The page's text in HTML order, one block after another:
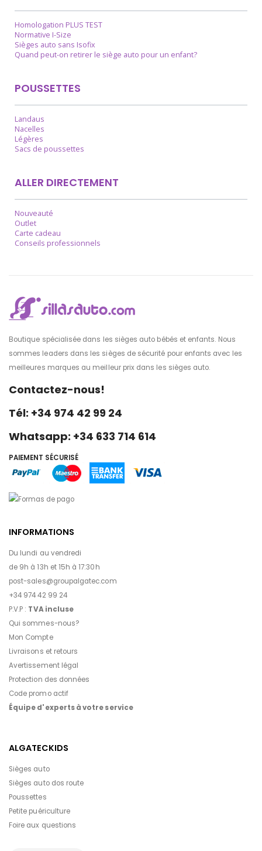
Homologation PLUS TEST
Normative I-Size
Sièges auto sans Isofix
Quand peut-on retirer le siège auto pour un enfant?
POUSSETTES
Landaus
Nacelles
Légères
Sacs de poussettes
ALLER DIRECTEMENT
Nouveauté
Outlet
Carte cadeau
Conseils professionnels
Boutique spécialisée dans les sièges auto bébés et enfants. Nous
sommes leaders dans les sièges de sécurité pour enfants avec les
meilleures marques au meilleur prix dans les sièges auto.
Contactez-nous!
Tél: +34 974 42 99 24
Whatsapp: +34 633 714 614
PAIEMENT SÉCURISÉ
INFORMATIONS
Du lundi au vendredi
de 9h à 13h et 15h à 17:30h
post-sales@groupalgatec.com
+34 974 42 99 24
P.V.P : TVA incluse
Qui sommes-nous?
Mon Compte
Livraisons et retours
Avertissement légal
Protection des données
Code promo actif
Équipe d'experts à votre service
ALGATECKIDS
Sièges auto
Sièges auto dos route
Poussettes
Petite puériculture
Foire aux questions